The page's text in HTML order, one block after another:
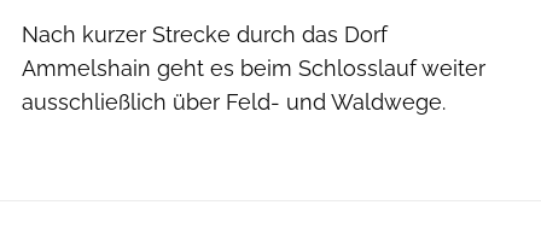
Nach kurzer Strecke durch das Dorf
Ammelshain geht es beim Schlosslauf weiter
ausschließlich über Feld- und Waldwege.